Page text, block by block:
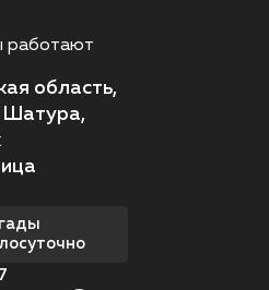
работают
область,
Шатура,